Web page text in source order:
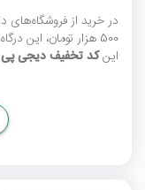
در خرید از فروشگاه‌های
500 هزار تومان، این
اینکد تخفیف دیجی پی